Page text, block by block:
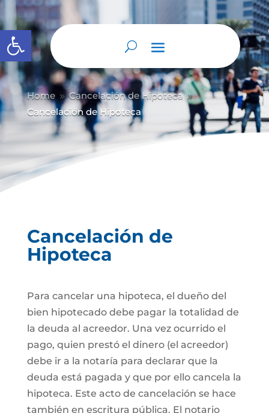
Abrir barra de herramientas
Home 9 Cancelación de Hipoteca 9
Cancelación de Hipoteca
Cancelación de
Hipoteca
Para cancelar una hipoteca, el dueño del
bien hipotecado debe pagar la totalidad de
la deuda al acreedor. Una vez ocurrido el
pago, quien prestó el dinero (el acreedor)
debe ir a la notaría para declarar que la
deuda está pagada y que por ello cancela la
hipoteca. Este acto de cancelación se hace
también en escritura pública. El notario